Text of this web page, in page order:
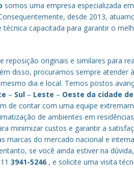
somos uma empresa especializada
desde 2013,
capacitada para garantir o
reposição originais e similares para
disso, procuramos sempre atender
dia e local. Temos postos
– Sul – Leste – Oeste da cidade de
de contar com uma equipe
de ambientes em
minimizar custos e garantir a
marcas do mercado nacional e
se você ainda estiver na
113941-5246 , e solicite uma visita